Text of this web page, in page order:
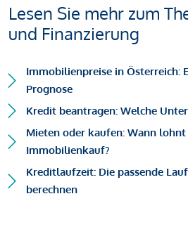
Lesen Sie mehr zum
und Finanzierung
Immobilienpreise in Österreich:
Prognose
Kredit beantragen: Welche
Mieten oder kaufen: Wann lohnt
Immobilienkauf?
Kreditlaufzeit: Die passende
berechnen